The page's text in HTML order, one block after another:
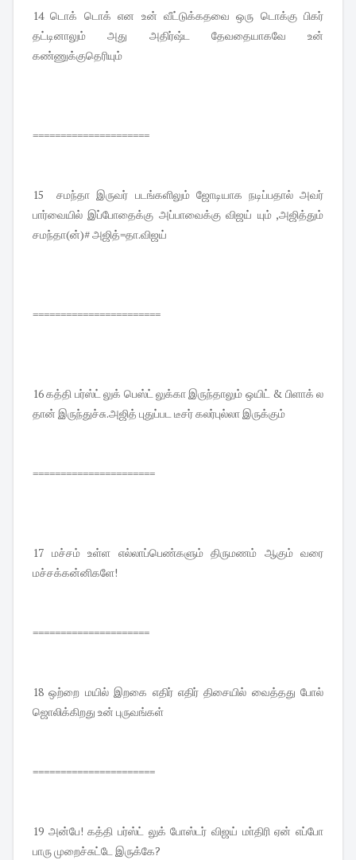
14 டொக் டொக் என உன் வீட்டுக்கதவை ஒரு டொக்கு பிகர்
தட்டினாலும் அது அதிர்ஷ்ட தேவதையாகவே உன்
கண்ணுக்குதெரியும்
=====================
15 சமந்தா இருவர் படங்களிலும் ஜோடியாக நடிப்பதால் அவர்
பார்வையில் இப்போதைக்கு அப்பாவைக்கு விஜய் யும் ,அஜித்தும்
சமந்தா(ன்)# அஜித்=தா.விஜய்
=======================
16 கத்தி பர்ஸ்ட் லுக் பெஸ்ட் லுக்கா இருந்தாலும் ஒயிட் & பிளாக் ல
தான் இருந்துச்சு.அஜித் புதுப்பட டீசர் கலர்புல்லா இருக்கும்
======================
17 மச்சம் உள்ள எல்லாப்பெண்களும் திருமணம் ஆகும் வரை
மச்சக்கன்னிகளே!
=====================
18 ஒற்றை மயில் இறகை எதிர் எதிர் திசையில் வைத்தது போல்
ஜொலிக்கிறது உன் புருவங்கள்
======================
19 அன்பே! கத்தி பர்ஸ்ட் லுக் போஸ்டர் விஜய் மா்திரி ஏன் எப்போ
பாரு முறைச்சுட்டே இருக்கே?